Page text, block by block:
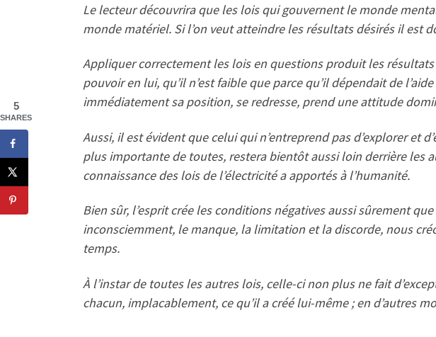
Le lecteur découvrira que les lois qui gouvernent le monde
monde matériel. Si l’on veut atteindre les résultats désirés il est
Appliquer correctement les lois en questions produit les
pouvoir en lui, qu’il n’est faible que parce qu’il dépendait de
immédiatement sa position, se redresse, prend une attitude
Aussi, il est évident que celui qui n’entreprend pas d’explorer et
plus importante de toutes, restera bientôt aussi loin derrière les
connaissance des lois de l’électricité a apportés à l’humanité.
Bien sûr, l’esprit crée les conditions négatives aussi sûrement
inconsciemment, le manque, la limitation et la discorde, nous
temps.
À l’instar de toutes les autres lois, celle-ci non plus ne fait
chacun, implacablement, ce qu’il a créé lui-même ; en d’autres
5
SHARES